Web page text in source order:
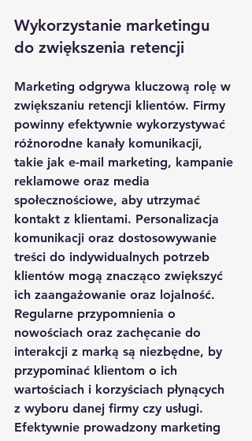
Wykorzystanie marketingu
do zwiększenia retencji
Marketing odgrywa kluczową rolę w
zwiększaniu retencji klientów. Firmy
powinny efektywnie wykorzystywać
różnorodne kanały komunikacji,
takie jak e-mail marketing, kampanie
reklamowe oraz media
społecznościowe, aby utrzymać
kontakt z klientami. Personalizacja
komunikacji oraz dostosowywanie
treści do indywidualnych potrzeb
klientów mogą znacząco zwiększyć
ich zaangażowanie oraz lojalność.
Regularne przypomnienia o
nowościach oraz zachęcanie do
interakcji z marką są niezbędne, by
przypominać klientom o ich
wartościach i korzyściach płynących
z wyboru danej firmy czy usługi.
Efektywnie prowadzony marketing